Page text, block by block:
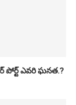
పోర్ట్ ఎవరి ఘనత.?